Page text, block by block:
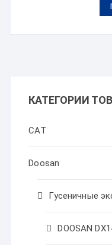
КАТЕГОРИИ
CAT
Doosan
Гусеничные
DOOSAN